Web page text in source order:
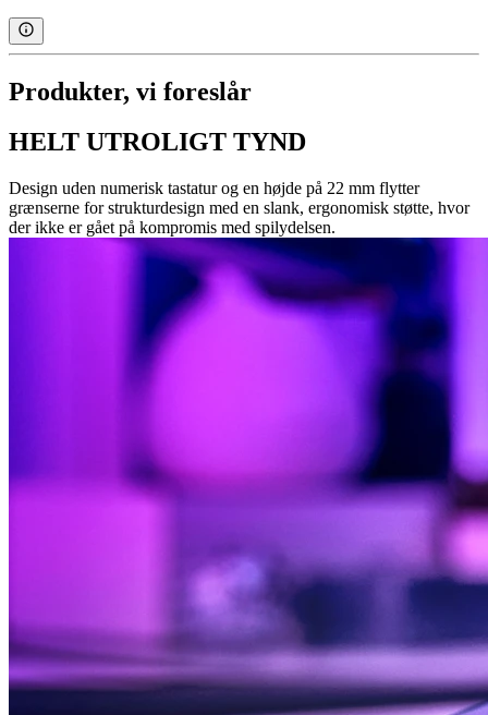
Produkter, vi foreslår
HELT UTROLIGT TYND
Design uden numerisk tastatur og en højde på 22 mm flytter
grænserne for strukturdesign med en slank, ergonomisk støtte, hvor
der ikke er gået på kompromis med spilydelsen.